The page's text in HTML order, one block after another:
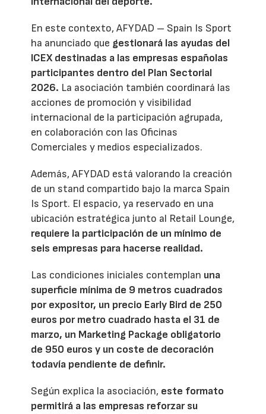
En este contexto, AFYDAD – Spain Is Sport
ha anunciado que gestionará las ayudas del
ICEX destinadas a las empresas españolas
participantes dentro del Plan Sectorial
2026. La asociación también coordinará las
acciones de promoción y visibilidad
internacional de la participación agrupada,
en colaboración con las Oficinas
Comerciales y medios especializados.
Además, AFYDAD está valorando la creación
de un stand compartido bajo la marca Spain
Is Sport. El espacio, ya reservado en una
ubicación estratégica junto al Retail Lounge,
requiere la participación de un mínimo de
seis empresas para hacerse realidad.
Las condiciones iniciales contemplan una
superficie mínima de 9 metros cuadrados
por expositor, un precio Early Bird de 250
euros por metro cuadrado hasta el 31 de
marzo, un Marketing Package obligatorio
de 950 euros y un coste de decoración
todavía pendiente de definir.
Según explica la asociación, este formato
permitirá a las empresas reforzar su